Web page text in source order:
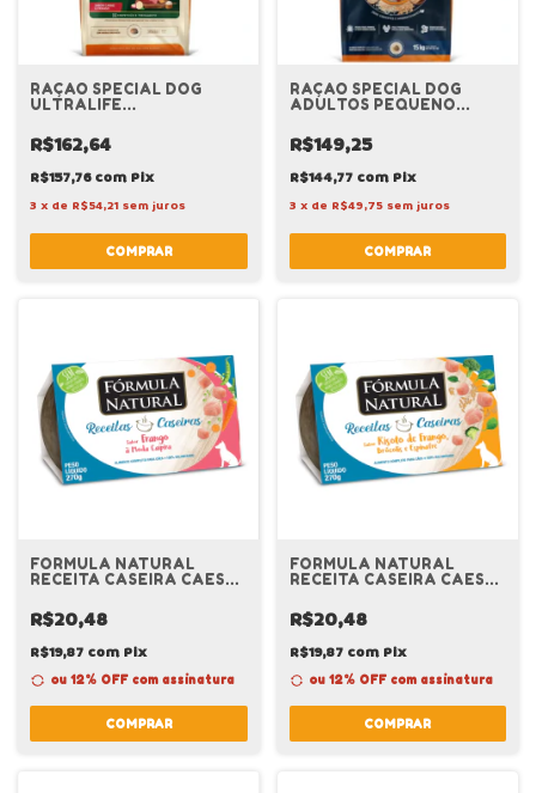
RAÇAO SPECIAL DOG
ULTRALIFE
ADULTOS CAR E FGO 15KG
R$162,64
R$157,76com Pix
3 x de R$54,21 sem juros
RAÇAO SPECIAL DOG
ADULTOS PEQUENO
R$149,25
R$144,77 com Pix
3 x de R$49,75 sem juros
FORMULA NATURAL
RECEITA CASEIRA CAES
R$20,48
R$19,87 com Pix
ou 12% OFF com assinatura
COMPRAR
FORMULA NATURAL
RECEITA CASEIRA CAES
270G
R$20,48
R$19,87 com Pix
ou 12% OFF com assinatura
COMPRAR